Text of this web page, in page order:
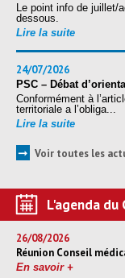
Le point info de juillet/
dessous.
Lire la suite
24/07/2026
PSC – Débat
Conformément à
territoriale a l’obliga...
Lire la suite
➞ Voir toutes les
L'agenda du
26/08/2026
Réunion Conseil
En savoir +